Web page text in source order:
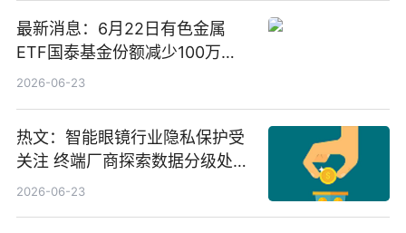
最新消息：6月22日有色金属
ETF国泰基金份额减少100万
份，重仓股紫金矿业、洛阳钼
2026-06-23
热文：智能眼镜行业隐私保护受
关注 终端厂商探索数据分级处理
等方案
2026-06-23